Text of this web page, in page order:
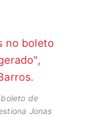
boleto de
Jonas